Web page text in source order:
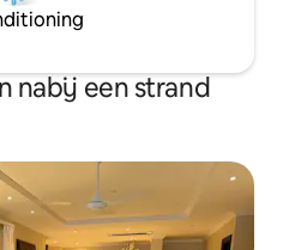
nabij een strand